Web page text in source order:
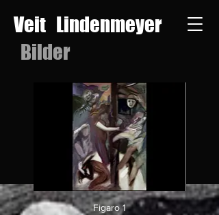
Veit Lindenmeyer
Bilder
Figaro 1